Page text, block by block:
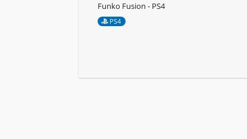
Funko Fusion - PS4
PS4